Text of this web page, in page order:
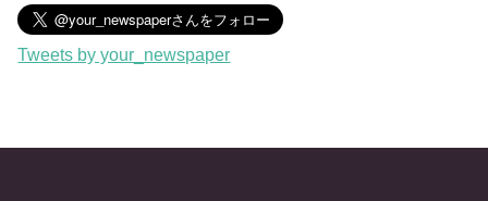
Tweets by your_newspaper